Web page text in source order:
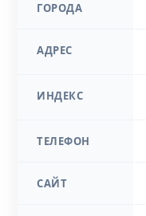
ГОРОДА
АДРЕС
ИНДЕКС
ТЕЛЕФОН
САЙТ